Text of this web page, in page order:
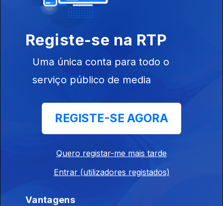
12h30 Exclusivo: LV Vieira arrasa Rui Costa
12h30 O 1º dia do resto da época europeia do
18H30 Villas Boas arrasador; Braga a jogo
Registe-se na RTP
Uma única conta para todo o
serviço público de media
REGISTE-SE AGORA
Quero registar-me mais tarde
Entrar (utilizadores registados)
Vantagens